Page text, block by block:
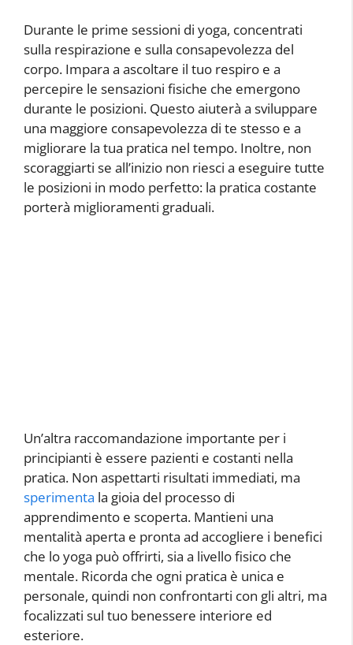
Durante le prime sessioni di yoga, concentrati
sulla respirazione e sulla consapevolezza del
corpo. Impara a ascoltare il tuo respiro e a
percepire le sensazioni fisiche che emergono
durante le posizioni. Questo aiuterà a sviluppare
una maggiore consapevolezza di te stesso e a
migliorare la tua pratica nel tempo. Inoltre, non
scoraggiarti se all’inizio non riesci a eseguire tutte
le posizioni in modo perfetto: la pratica costante
porterà miglioramenti graduali.
Un’altra raccomandazione importante per i
principianti è essere pazienti e costanti nella
pratica. Non aspettarti risultati immediati, ma
sperimenta la gioia del processo di
apprendimento e scoperta. Mantieni una
mentalità aperta e pronta ad accogliere i benefici
che lo yoga può offrirti, sia a livello fisico che
mentale. Ricorda che ogni pratica è unica e
personale, quindi non confrontarti con gli altri, ma
focalizzati sul tuo benessere interiore ed
esteriore.